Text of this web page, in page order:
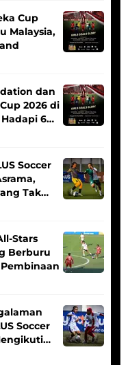
Cup
Malaysia,
dan
2026 di
6
Soccer
Tak
Stars
Berburu
Soccer